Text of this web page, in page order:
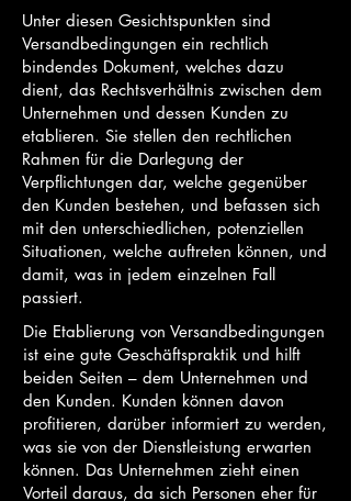
Unter diesen Gesichtspunkten sind
Versandbedingungen ein rechtlich
bindendes Dokument, welches dazu
dient, das Rechtsverhältnis zwischen dem
Unternehmen und dessen Kunden zu
etablieren. Sie stellen den rechtlichen
Rahmen für die Darlegung der
Verpflichtungen dar, welche gegenüber
den Kunden bestehen, und befassen sich
mit den unterschiedlichen, potenziellen
Situationen, welche auftreten können, und
damit, was in jedem einzelnen Fall
passiert.
Die Etablierung von Versandbedingungen
ist eine gute Geschäftspraktik und hilft
beiden Seiten – dem Unternehmen und
den Kunden. Kunden können davon
profitieren, darüber informiert zu werden,
was sie von der Dienstleistung erwarten
können. Das Unternehmen zieht einen
Vorteil daraus, da sich Personen eher für